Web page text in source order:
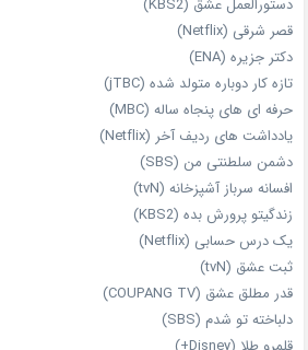
قصر شرقی (Netflix)
دکتر جزیره (ENA)
تازه‌ کار دوباره‌ متولد شده (jTBC)
حرفه‌ ای‌ های پنجاه‌ ساله (MBC)
یادداشت‌ های ردیف آخر (Netflix)
دشمن سلطنتی من (SBS)
افسانه سرباز آشپزخانه (tvN)
زندگیتو پرورش بده (KBS2)
یک درس حسابی (Netflix)
ثبت عشق (tvN)
قدر مطلق عشق (COUPANG TV)
دلباخته تو شدم (SBS)